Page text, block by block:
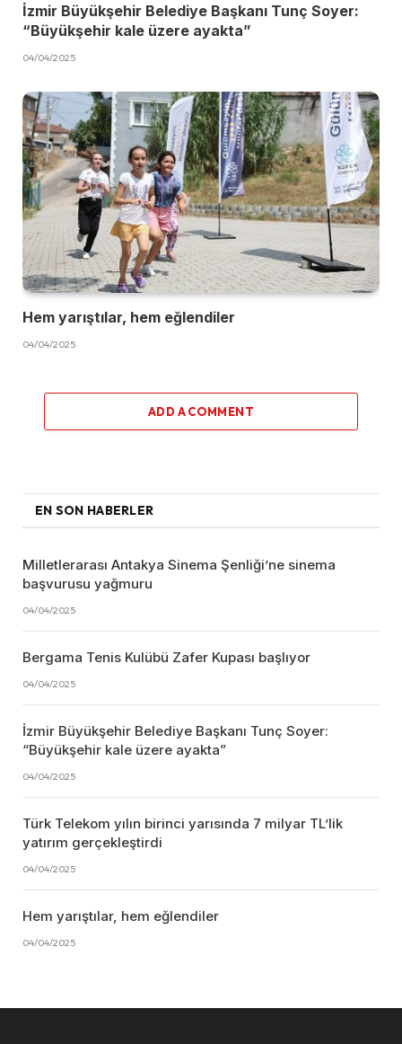
İzmir Büyükşehir Belediye Başkanı Tunç Soyer:
“Büyükşehir kale üzere ayakta”
04/04/2025
Hem yarıştılar, hem eğlendiler
04/04/2025
ADD A COMMENT
EN SON HABERLER
Milletlerarası Antakya Sinema Şenliği’ne sinema
başvurusu yağmuru
04/04/2025
Bergama Tenis Kulübü Zafer Kupası başlıyor
04/04/2025
İzmir Büyükşehir Belediye Başkanı Tunç Soyer:
“Büyükşehir kale üzere ayakta”
04/04/2025
Türk Telekom yılın birinci yarısında 7 milyar TL’lik
yatırım gerçekleştirdi
04/04/2025
Hem yarıştılar, hem eğlendiler
04/04/2025